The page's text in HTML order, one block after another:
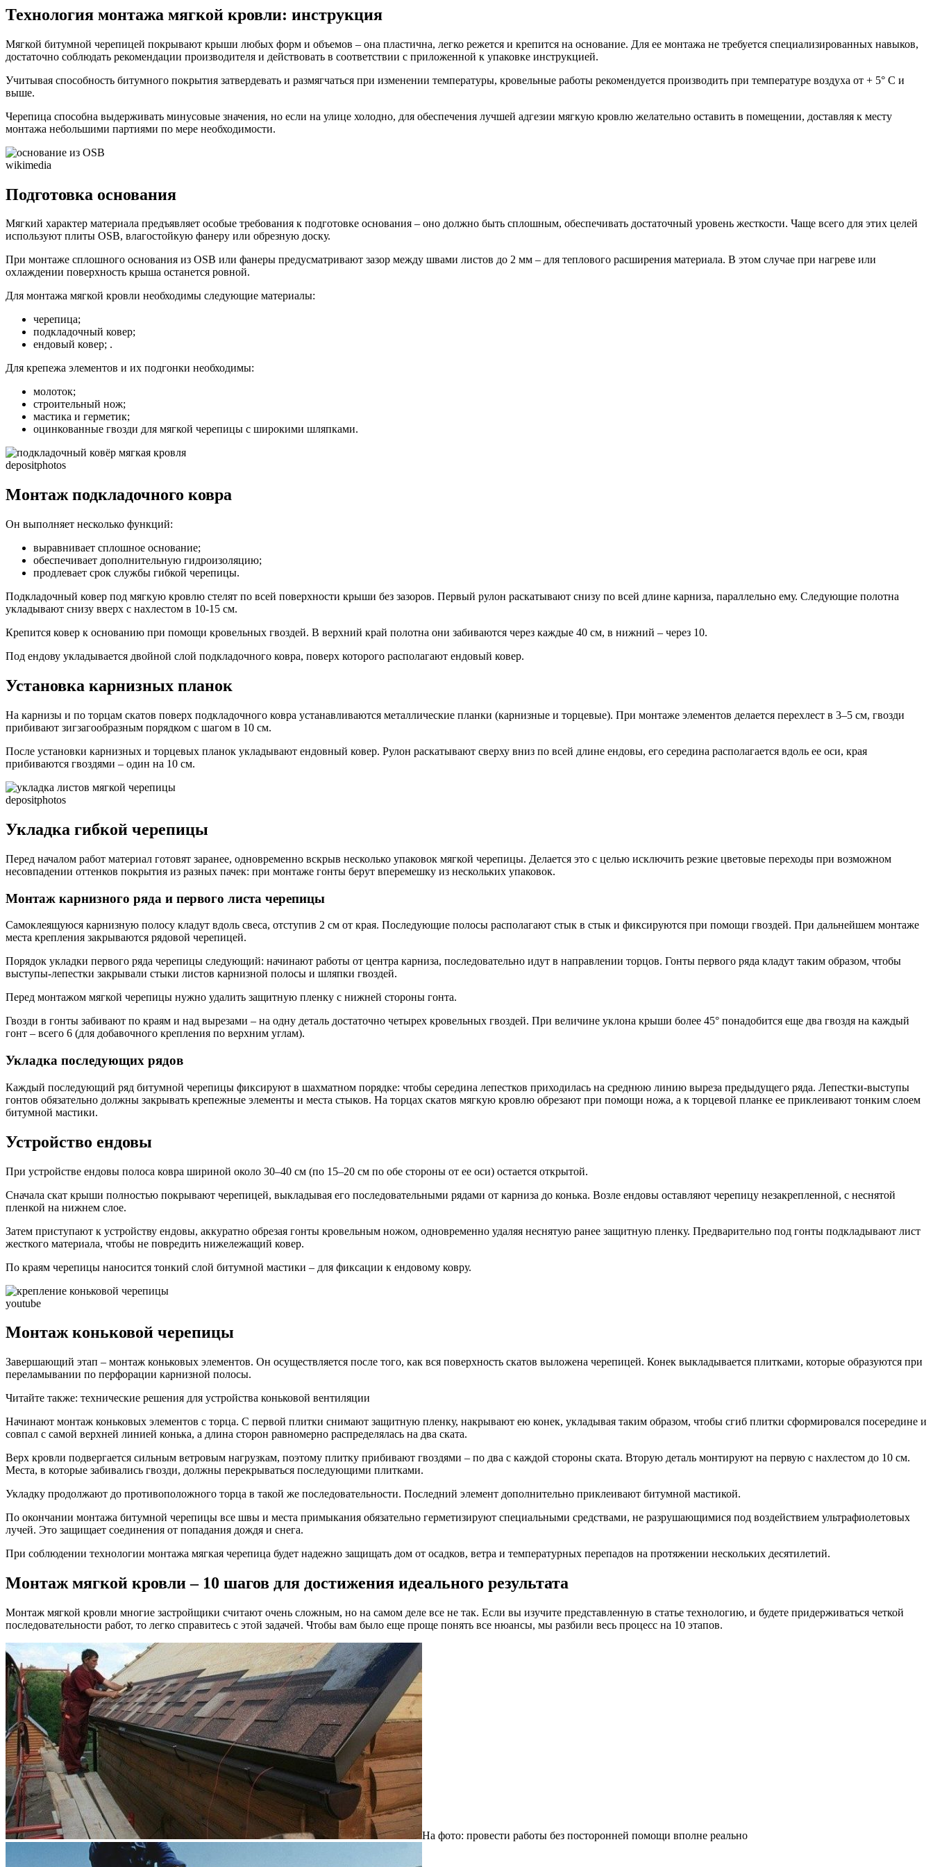
Технология монтажа мягкой кровли: инструкция
Мягкой битумной черепицей покрывают крыши любых форм и объемов – она пластична, легко режется и крепится на основание. Для ее монтажа не требуется специализированных навыков,
достаточно соблюдать рекомендации производителя и действовать в соответствии с приложенной к упаковке инструкцией.
Учитывая способность битумного покрытия затвердевать и размягчаться при изменении температуры, кровельные работы рекомендуется производить при температуре воздуха от + 5° C и
выше.
Черепица способна выдерживать минусовые значения, но если на улице холодно, для обеспечения лучшей адгезии мягкую кровлю желательно оставить в помещении, доставляя к месту
монтажа небольшими партиями по мере необходимости.
wikimedia
Подготовка основания
Мягкий характер материала предъявляет особые требования к подготовке основания – оно должно быть сплошным, обеспечивать достаточный уровень жесткости. Чаще всего для этих целей
используют плиты OSB, влагостойкую фанеру или обрезную доску.
При монтаже сплошного основания из OSB или фанеры предусматривают зазор между швами листов до 2 мм – для теплового расширения материала. В этом случае при нагреве или
охлаждении поверхность крыша останется ровной.
Для монтажа мягкой кровли необходимы следующие материалы:
черепица;
подкладочный ковер;
ендовый ковер; .
Для крепежа элементов и их подгонки необходимы:
молоток;
строительный нож;
мастика и герметик;
оцинкованные гвозди для мягкой черепицы с широкими шляпками.
depositphotos
Монтаж подкладочного ковра
Он выполняет несколько функций:
выравнивает сплошное основание;
обеспечивает дополнительную гидроизоляцию;
продлевает срок службы гибкой черепицы.
Подкладочный ковер под мягкую кровлю стелят по всей поверхности крыши без зазоров. Первый рулон раскатывают снизу по всей длине карниза, параллельно ему. Следующие полотна
укладывают снизу вверх с нахлестом в 10-15 см.
Крепится ковер к основанию при помощи кровельных гвоздей. В верхний край полотна они забиваются через каждые 40 см, в нижний – через 10.
Под ендову укладывается двойной слой подкладочного ковра, поверх которого располагают ендовый ковер.
Установка карнизных планок
На карнизы и по торцам скатов поверх подкладочного ковра устанавливаются металлические планки (карнизные и торцевые). При монтаже элементов делается перехлест в 3–5 см, гвозди
прибивают зигзагообразным порядком с шагом в 10 см.
После установки карнизных и торцевых планок укладывают ендовный ковер. Рулон раскатывают сверху вниз по всей длине ендовы, его середина располагается вдоль ее оси, края
прибиваются гвоздями – один на 10 см.
depositphotos
Укладка гибкой черепицы
Перед началом работ материал готовят заранее, одновременно вскрыв несколько упаковок мягкой черепицы. Делается это с целью исключить резкие цветовые переходы при возможном
несовпадении оттенков покрытия из разных пачек: при монтаже гонты берут вперемешку из нескольких упаковок.
Монтаж карнизного ряда и первого листа черепицы
Самоклеящуюся карнизную полосу кладут вдоль свеса, отступив 2 см от края. Последующие полосы располагают стык в стык и фиксируются при помощи гвоздей. При дальнейшем монтаже
места крепления закрываются рядовой черепицей.
Порядок укладки первого ряда черепицы следующий: начинают работы от центра карниза, последовательно идут в направлении торцов. Гонты первого ряда кладут таким образом, чтобы
выступы-лепестки закрывали стыки листов карнизной полосы и шляпки гвоздей.
Перед монтажом мягкой черепицы нужно удалить защитную пленку с нижней стороны гонта.
Гвозди в гонты забивают по краям и над вырезами – на одну деталь достаточно четырех кровельных гвоздей. При величине уклона крыши более 45° понадобится еще два гвоздя на каждый
гонт – всего 6 (для добавочного крепления по верхним углам).
Укладка последующих рядов
Каждый последующий ряд битумной черепицы фиксируют в шахматном порядке: чтобы середина лепестков приходилась на среднюю линию выреза предыдущего ряда. Лепестки-выступы
гонтов обязательно должны закрывать крепежные элементы и места стыков. На торцах скатов мягкую кровлю обрезают при помощи ножа, а к торцевой планке ее приклеивают тонким слоем
битумной мастики.
Устройство ендовы
При устройстве ендовы полоса ковра шириной около 30–40 см (по 15–20 см по обе стороны от ее оси) остается открытой.
Сначала скат крыши полностью покрывают черепицей, выкладывая его последовательными рядами от карниза до конька. Возле ендовы оставляют черепицу незакрепленной, с неснятой
пленкой на нижнем слое.
Затем приступают к устройству ендовы, аккуратно обрезая гонты кровельным ножом, одновременно удаляя неснятую ранее защитную пленку. Предварительно под гонты подкладывают лист
жесткого материала, чтобы не повредить нижележащий ковер.
По краям черепицы наносится тонкий слой битумной мастики – для фиксации к ендовому ковру.
youtube
Монтаж коньковой черепицы
Завершающий этап – монтаж коньковых элементов. Он осуществляется после того, как вся поверхность скатов выложена черепицей. Конек выкладывается плитками, которые образуются при
переламывании по перфорации карнизной полосы.
Читайте также: технические решения для устройства коньковой вентиляции
Начинают монтаж коньковых элементов с торца. С первой плитки снимают защитную пленку, накрывают ею конек, укладывая таким образом, чтобы сгиб плитки сформировался посередине и
совпал с самой верхней линией конька, а длина сторон равномерно распределялась на два ската.
Верх кровли подвергается сильным ветровым нагрузкам, поэтому плитку прибивают гвоздями – по два с каждой стороны ската. Вторую деталь монтируют на первую с нахлестом до 10 см.
Места, в которые забивались гвозди, должны перекрываться последующими плитками.
Укладку продолжают до противоположного торца в такой же последовательности. Последний элемент дополнительно приклеивают битумной мастикой.
По окончании монтажа битумной черепицы все швы и места примыкания обязательно герметизируют специальными средствами, не разрушающимися под воздействием ультрафиолетовых
лучей. Это защищает соединения от попадания дождя и снега.
При соблюдении технологии монтажа мягкая черепица будет надежно защищать дом от осадков, ветра и температурных перепадов на протяжении нескольких десятилетий.
Монтаж мягкой кровли – 10 шагов для достижения идеального результата
Монтаж мягкой кровли многие застройщики считают очень сложным, но на самом деле все не так. Если вы изучите представленную в статье технологию, и будете придерживаться четкой
последовательности работ, то легко справитесь с этой задачей. Чтобы вам было еще проще понять все нюансы, мы разбили весь процесс на 10 этапов.
На фото: провести работы без посторонней помощи вполне реально